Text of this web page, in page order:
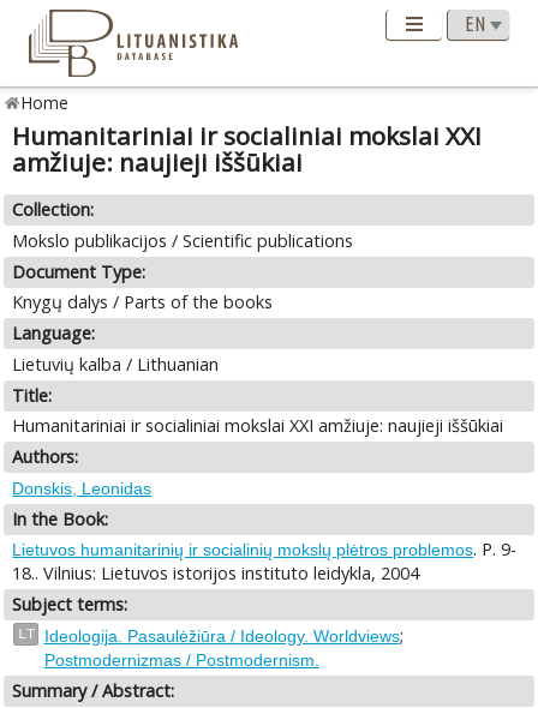
Home
Humanitariniai ir socialiniai mokslai XXI
amžiuje: naujieji iššūkiai
Collection:
Mokslo publikacijos / Scientific publications
Document Type:
Knygų dalys / Parts of the books
Language:
Lietuvių kalba / Lithuanian
Title:
Humanitariniai ir socialiniai mokslai XXI amžiuje: naujieji iššūkiai
Authors:
Donskis, Leonidas
In the Book:
Lietuvos humanitarinių ir socialinių mokslų plėtros problemos. P. 9-
18.. Vilnius: Lietuvos istorijos instituto leidykla, 2004
Subject terms:
LT Ideologija. Pasaulėžiūra / Ideology. Worldviews;
Postmodernizmas / Postmodernism.
Summary / Abstract: